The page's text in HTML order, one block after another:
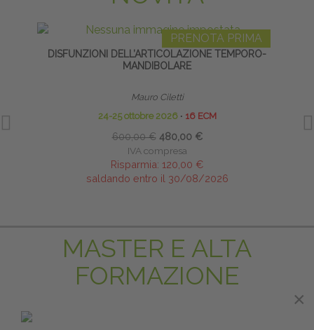
PRENOTA PRIMA
DISFUNZIONI DELL’ARTICOLAZIONE TEMPORO-
MANDIBOLARE
Mauro Ciletti
24-25 ottobre 2026 ∙ 16 ECM
600,00 € 480,00 €
IVA compresa
Risparmia: 120,00 €
saldando entro il 30/08/2026
MASTER E ALTA
FORMAZIONE
×
×